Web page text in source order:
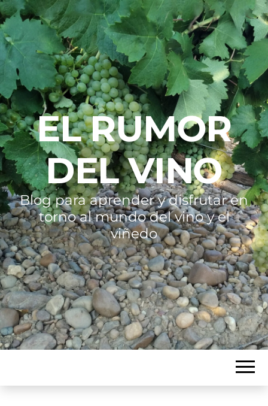
EL RUMOR
DEL VINO
Blog para aprender y disfrutar en
torno al mundo del vino y el
viñedo